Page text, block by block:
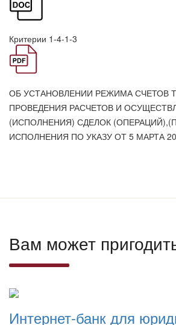
Критерии 1-4-1-3
ОБ УСТАНОВЛЕНИИ РЕЖИМА СЧЕТОВ
ПРОВЕДЕНИЯ РАСЧЕТОВ И
(ИСПОЛНЕНИЯ) СДЕЛОК
ИСПОЛНЕНИЯ ПО УКАЗУ ОТ 5 МАРТА
Вам может
Интернет-банк для